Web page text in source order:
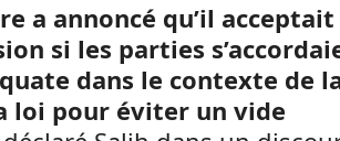
a annoncé qu’il acceptait
si les parties
dans le contexte de
loi pour éviter un vide